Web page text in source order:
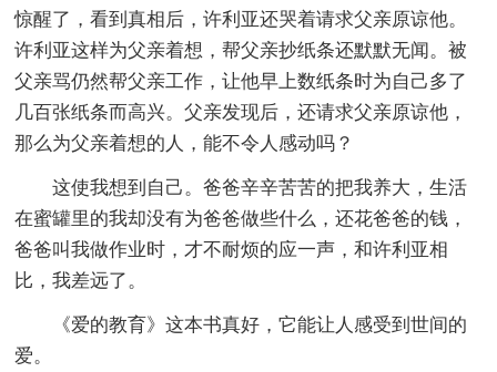
惊醒了，看到真相后，许利亚还哭着请求父亲原谅他。
许利亚这样为父亲着想，帮父亲抄纸条还默默无闻。被
父亲骂仍然帮父亲工作，让他早上数纸条时为自己多了
几百张纸条而高兴。父亲发现后，还请求父亲原谅他，
那么为父亲着想的人，能不令人感动吗？
这使我想到自己。爸爸辛辛苦苦的把我养大，生活
在蜜罐里的我却没有为爸爸做些什么，还花爸爸的钱，
爸爸叫我做作业时，才不耐烦的应一声，和许利亚相
比，我差远了。
《爱的教育》这本书真好，它能让人感受到世间的
爱。